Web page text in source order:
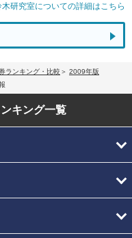
研究室についての詳細はこちら
ランキング・比較
2009年版
キング一覧